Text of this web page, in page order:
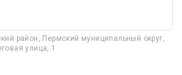
район, Пермский муниципальный округ,
улица, 1